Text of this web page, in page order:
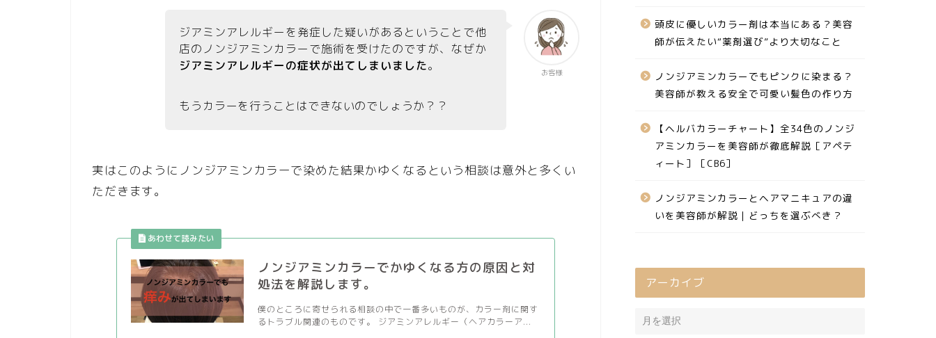
お客様
ジアミンアレルギーを発症した疑いがあるということで他
店のノンジアミンカラーで施術を受けたのですが、なぜか
ジアミンアレルギーの症状が出てしまいました。
もうカラーを行うことはできないのでしょうか？？
実はこのようにノンジアミンカラーで染めた結果かゆくなるという相談は意外と多くい
ただきます。
ノンジアミンカラーでかゆくなる方の原因と対
処法を解説します。
僕のところに寄せられる相談の中で一番多いものが、カラー剤に関す
るトラブル関連のものです。 ジアミンアレルギー（ヘアカラーア...
頭皮に優しいカラー剤は本当にある？美容
師が伝えたい“薬剤選び”より大切なこと
ノンジアミンカラーでもピンクに染まる？
美容師が教える安全で可愛い髪色の作り方
【ヘルバカラーチャート】全34色のノンジ
アミンカラーを美容師が徹底解説［アペテ
ィート］［CB6］
ノンジアミンカラーとヘアマニキュアの違
いを美容師が解説｜どっちを選ぶべき？
アーカイブ